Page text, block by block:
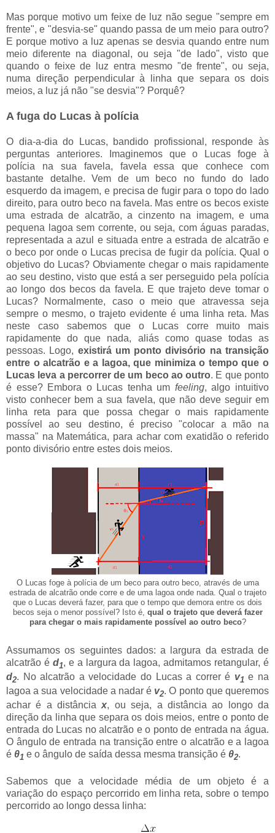
Mas porque motivo um feixe de luz não segue "sempre em
frente", e "desvia-se" quando passa de um meio para outro?
E porque motivo a luz apenas se desvia quando entre num
meio diferente na diagonal, ou seja "de lado", visto que
quando o feixe de luz entra mesmo "de frente", ou seja,
numa direção perpendicular à linha que separa os dois
meios, a luz já não "se desvia"? Porquê?
A fuga do Lucas à polícia
O dia-a-dia do Lucas, bandido profissional, responde às
perguntas anteriores. Imaginemos que o Lucas foge à
polícia na sua favela, favela essa que conhece com
bastante detalhe. Vem de um beco no fundo do lado
esquerdo da imagem, e precisa de fugir para o topo do lado
direito, para outro beco na favela. Mas entre os becos existe
uma estrada de alcatrão, a cinzento na imagem, e uma
pequena lagoa sem corrente, ou seja, com águas paradas,
representada a azul e situada entre a estrada de alcatrão e
o beco por onde o Lucas precisa de fugir da polícia. Qual o
objetivo do Lucas? Obviamente chegar o mais rapidamente
ao seu destino, visto que está a ser perseguido pela polícia
ao longo dos becos da favela. E que trajeto deve tomar o
Lucas? Normalmente, caso o meio que atravessa seja
sempre o mesmo, o trajeto evidente é uma linha reta. Mas
neste caso sabemos que o Lucas corre muito mais
rapidamente do que nada, aliás como quase todas as
pessoas. Logo, existirá um ponto divisório na transição
entre o alcatrão e a lagoa, que minimiza o tempo que o
Lucas leva a percorrer de um beco ao outro. E que ponto
é esse? Embora o Lucas tenha um feeling, algo intuitivo
visto conhecer bem a sua favela, que não deve seguir em
linha reta para que possa chegar o mais rapidamente
possível ao seu destino, é preciso "colocar a mão na
massa" na Matemática, para achar com exatidão o referido
ponto divisório entre estes dois meios.
O Lucas foge à polícia de um beco para outro beco, através de uma
estrada de alcatrão onde corre e de uma lagoa onde nada. Qual o trajeto
que o Lucas deverá fazer, para que o tempo que demora entre os dois
becos seja o menor possível? Isto é, qual o trajeto que deverá fazer
para chegar o mais rapidamente possível ao outro beco?
Assumamos os seguintes dados: a largura da estrada de
alcatrão é d1, e a largura da lagoa, admitamos retangular, é
d2. No alcatrão a velocidade do Lucas a correr é v1 e na
lagoa a sua velocidade a nadar é v2. O ponto que queremos
achar é a distânciax, ou seja, a distância ao longo da
direção da linha que separa os dois meios, entre o ponto de
entrada do Lucas no alcatrão e o ponto de entrada na água.
O ângulo de entrada na transição entre o alcatrão e a lagoa
é θ1 e o ângulo de saída dessa mesma transição é θ2.
Sabemos que a velocidade média de um objeto é a
variação do espaço percorrido em linha reta, sobre o tempo
percorrido ao longo dessa linha: